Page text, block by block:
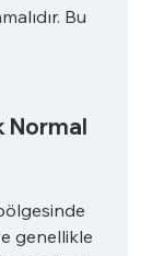
Bu
Normal
genellikle